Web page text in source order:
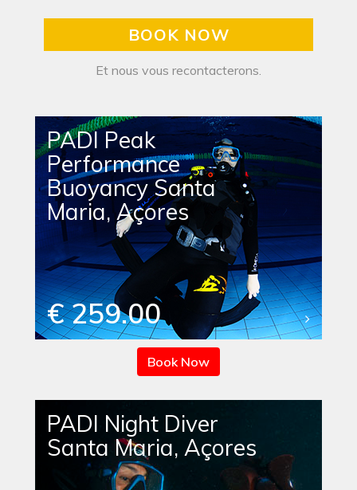
BOOK NOW
Et nous vous recontacterons.
PADI Peak
Performance
Buoyancy Santa
Maria, Açores
€ 259.00
Book Now
PADI Night Diver
Santa Maria, Açores